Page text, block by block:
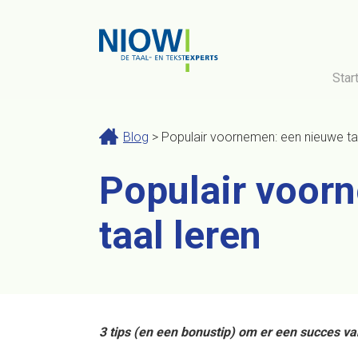
Blog > Populair voornemen: een nieuwe
Populair
taal leren
3 tips (en een bonustip) om er een succes